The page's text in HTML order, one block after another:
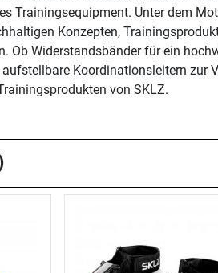
Unter dem
Konzepten,
Widerstandsbänder für ein
Koordinationsleitern
von SKLZ.